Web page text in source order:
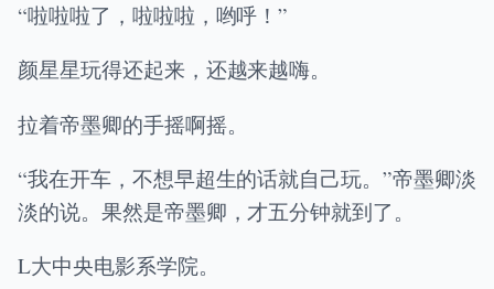
“啦啦啦了，啦啦啦，哟呼！”
颜星星玩得还起来，还越来越嗨。
拉着帝墨卿的手摇啊摇。
“我在开车，不想早超生的话就自己玩。”帝墨卿淡
淡的说。果然是帝墨卿，才五分钟就到了。
L大中央电影系学院。